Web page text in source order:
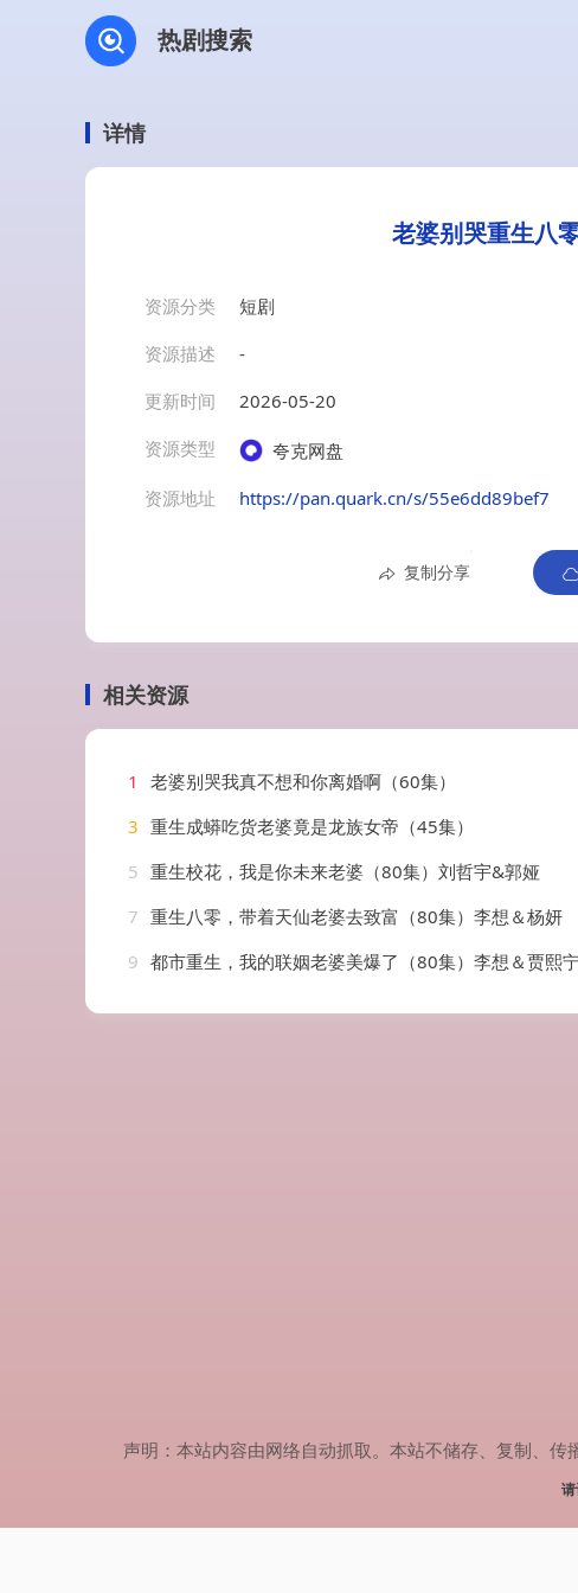
热剧搜索
详情
老婆别哭重生八
资源分类
短剧
资源描述
-
更新时间
2026-05-20
资源类型
夸克网盘
资源地址
https://pan.quark.cn/s/55e6dd89bef7
复制分享
相关资源
1 老婆别哭我真不想和你离婚啊（60集）
3 重生成蟒吃货老婆竟是龙族女帝（45集）
5 重生校花，我是你未来老婆（80集）刘哲宇&郭娅
7 重生八零，带着天仙老婆去致富（80集）李想＆杨妍
9 都市重生，我的联姻老婆美爆了（80集）李想＆贾熙
声明：本站内容由网络自动抓取。本站不储存、复制、